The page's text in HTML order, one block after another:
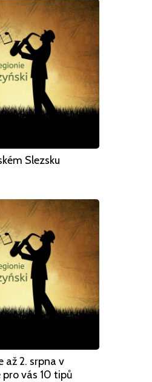
Slezsku
až 2. srpna v
pro vás 10 tipů